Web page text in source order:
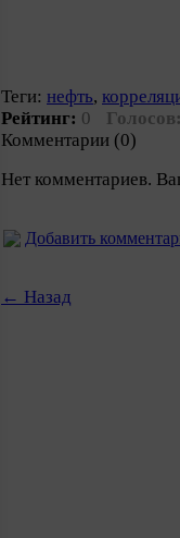
Теги: нефть,
Рейтинг: 0
Комментарии (0)
Нет комментариев.
Добавить
← Назад